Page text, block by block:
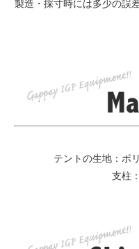
製造・採寸時には多少の誤
テントの生地：ポ
支柱